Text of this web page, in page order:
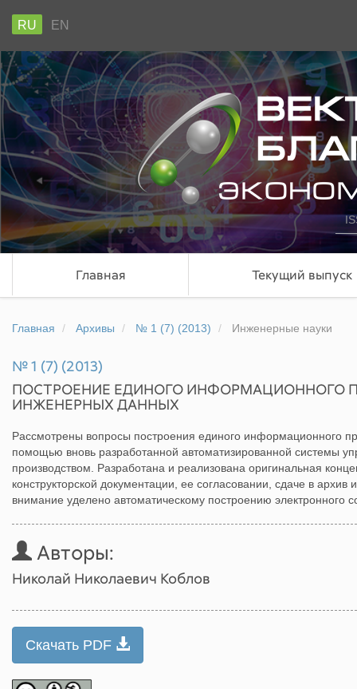
RU EN
Главная Текущий выпуск
Главная Архивы № 1 (7) (2013) Инженерные науки
№ 1 (7) (2013)
ПОСТРОЕНИЕ ЕДИНОГО ИНФОРМАЦИОННОГО
ИНЖЕНЕРНЫХ ДАННЫХ
Рассмотрены вопросы построения единого информационного
помощью вновь разработанной автоматизированной системы
производством. Разработана и реализована оригинальная
конструкторской документации, ее согласовании, сдаче в
внимание уделено автоматическому построению электронного
Авторы:
Николай Николаевич Коблов
Скачать PDF